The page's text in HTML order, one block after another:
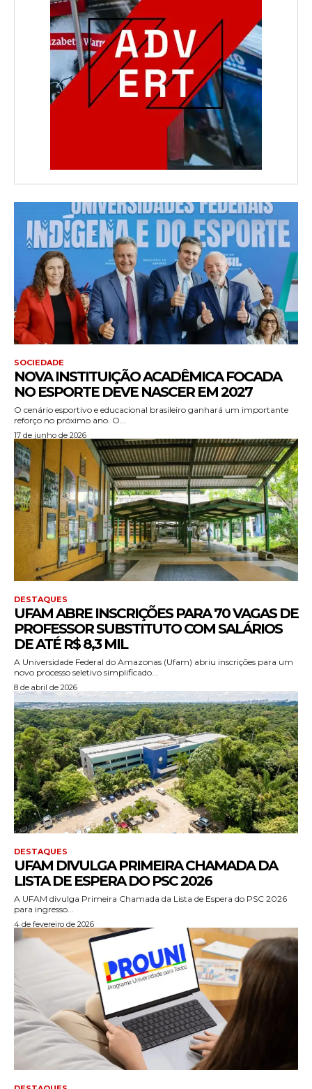
SOCIEDADE
NOVA INSTITUIÇÃO ACADÊMICA FOCADA
NO ESPORTE DEVE NASCER EM 2027
O cenário esportivo e educacional brasileiro ganhará um importante
reforço no próximo ano. O...
17 de junho de 2026
DESTAQUES
UFAM ABRE INSCRIÇÕES PARA 70 VAGAS DE
PROFESSOR SUBSTITUTO COM SALÁRIOS
DE ATÉ R$ 8,3 MIL
A Universidade Federal do Amazonas (Ufam) abriu inscrições para um
novo processo seletivo simplificado...
8 de abril de 2026
DESTAQUES
UFAM DIVULGA PRIMEIRA CHAMADA DA
LISTA DE ESPERA DO PSC 2026
A UFAM divulga Primeira Chamada da Lista de Espera do PSC 2026
para ingresso...
4 de fevereiro de 2026